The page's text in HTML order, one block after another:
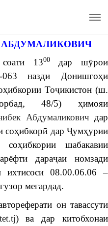
1300дар шӯрои
063 назди Донишгоҳи
Тоҷикистон (ш.
48/5) ҳимояи
Абдумаликович дар
соҳибкорӣ дар Ҷумҳурии
шабакавии
дараҷаи номзади
ихтисоси 08.00.06.06 –
мегардад.
он тавассути
) ва дар китобхонаи